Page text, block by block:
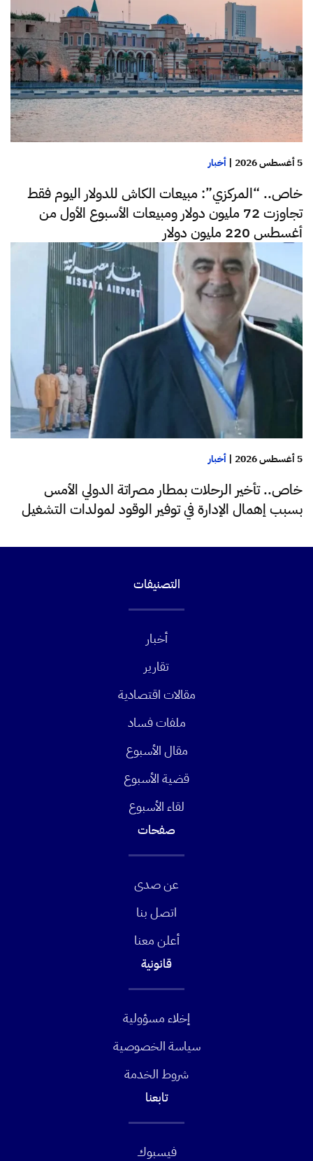
5 أغسطس 2026 | أخبار
خاص.. “المركزي”: مبيعات الكاش للدولار اليوم فقط
تجاوزت 72 مليون دولار ومبيعات الأسبوع الأول من
أغسطس 220 مليون دولار
5 أغسطس 2026 | أخبار
خاص.. تأخير الرحلات بمطار مصراتة الدولي الأمس
بسبب إهمال الإدارة في توفير الوقود لمولدات التشغيل
التصنيفات
أخبار
تقارير
مقالات اقتصادية
ملفات فساد
مقال الأسبوع
قضية الأسبوع
لقاء الأسبوع
صفحات
عن صدى
اتصل بنا
أعلن معنا
قانونية
إخلاء مسؤولية
سياسة الخصوصية
شروط الخدمة
تابعنا
فيسبوك